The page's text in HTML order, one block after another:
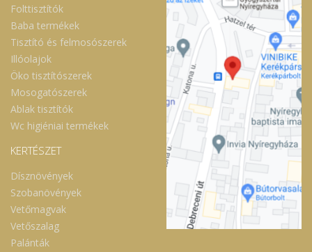
Folttisztítók
Baba termékek
Tisztító és felmosószerek
Illóolajok
Öko tisztítószerek
Mosogatószerek
Ablak tisztítók
Wc higiéniai termékek
KERTÉSZET
Dísznövények
Szobanövények
Vetőmagvak
Vetőszalag
Palánták